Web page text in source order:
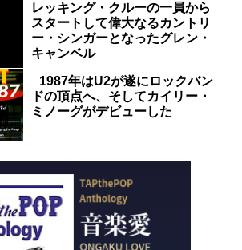
レッキング・クルーの一員から
スタートして偉大なるカントリ
ー・シンガーとなったグレン・
キャンベル
1987年はU2が遂にロックバン
ドの頂点へ、そしてカイリー・
ミノーグがデビューした